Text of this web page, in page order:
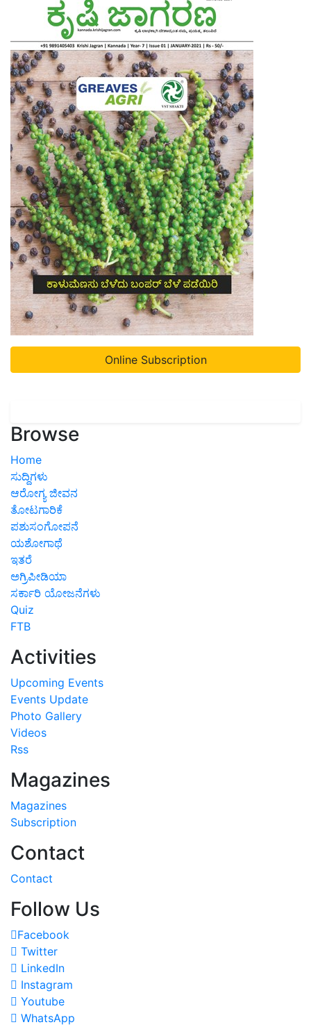
Online Subscription
Browse
Home
ಸುದ್ದಿಗಳು
ಆರೋಗ್ಯ ಜೀವನ
ತೋಟಗಾರಿಕೆ
ಪಶುಸಂಗೋಪನೆ
ಯಶೋಗಾಥೆ
ಇತರೆ
ಅಗ್ರಿಪೀಡಿಯಾ
ಸರ್ಕಾರಿ ಯೋಜನೆಗಳು
Quiz
FTB
Activities
Upcoming Events
Events Update
Photo Gallery
Videos
Rss
Magazines
Magazines
Subscription
Contact
Contact
Follow Us
Facebook
Twitter
LinkedIn
Instagram
Youtube
WhatsApp